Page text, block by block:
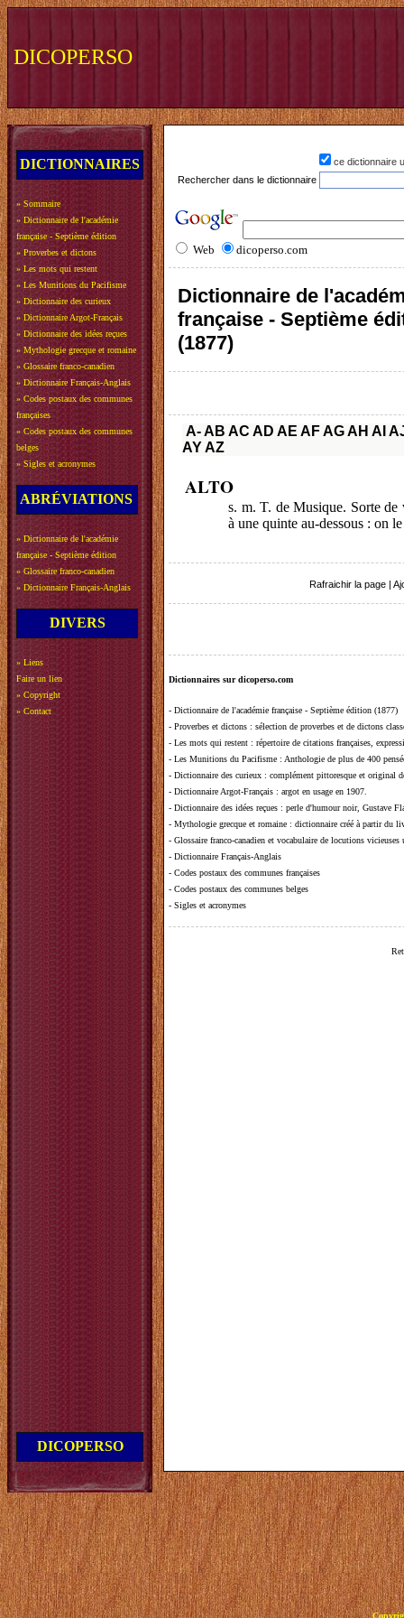
DICOPERSO
DICTIONNAIRES
» Sommaire
» Dictionnaire de l'académie
française - Septième édition
» Proverbes et dictons
» Les mots qui restent
» Les Munitions du Pacifisme
» Dictionnaire des curieux
» Dictionnaire Argot-Français
» Dictionnaire des idées reçues
» Mythologie grecque et romaine
» Glossaire franco-canadien
» Dictionnaire Français-Anglais
» Codes postaux des communes
françaises
» Codes postaux des communes
belges
» Sigles et acronymes
ABRÉVIATIONS
» Dictionnaire de l'académie
française - Septième édition
» Glossaire franco-canadien
» Dictionnaire Français-Anglais
DIVERS
» Liens
Faire un lien
» Copyright
» Contact
DICOPERSO
ce dictionnaire
Rechercher dans le dictionnaire
Web dicoperso.com
Dictionnaire de
française - Septième
(1877)
A-AB AC AD AE AFAGAH AI
AYAZ
ALTO
s. m. T. de Musique. Sorte
à une quinte au-dessous : on
Rafraichir la page
Dictionnaires sur dicoperso.com
- Dictionnaire de l'académie française - Septième édition (1877)
- Proverbes et dictons : sélection de proverbes et de dictons
- Les mots qui restent : répertoire de citations françaises,
- Les Munitions du Pacifisme : Anthologie de plus de 400
- Dictionnaire des curieux : complément pittoresque et original
- Dictionnaire Argot-Français : argot en usage en 1907.
- Dictionnaire des idées reçues : perle d'humour noir, Gustave
- Mythologie grecque et romaine : dictionnaire créé à partir du
- Glossaire franco-canadien et vocabulaire de locutions vicieuses
- Dictionnaire Français-Anglais
- Codes postaux des communes françaises
- Codes postaux des communes belges
- Sigles et acronymes